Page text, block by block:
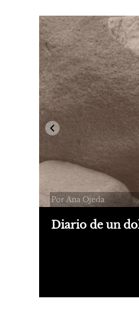
Por Ana Ojeda
Diario de un